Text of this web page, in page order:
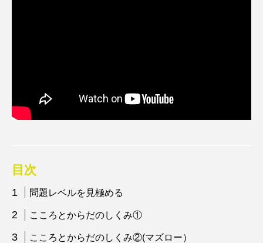
目次
問題レベルを見極める
こころとからだのしくみ①
こころとからだのしくみ②(マズロー）